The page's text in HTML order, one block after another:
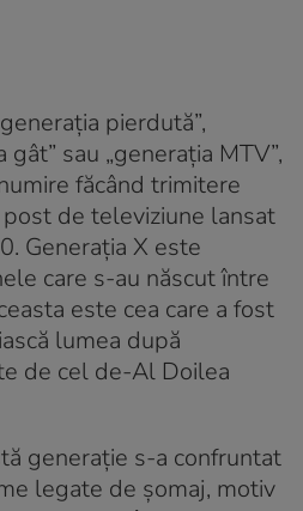
pierdută”,
gât” sau „generația MTV”,
făcând trimitere
de televiziune lansat
Generația X este
care s-au născut între
este cea care a fost
lumea după
de cel de-Al Doilea
generație s-a confruntat
legate de șomaj, motiv